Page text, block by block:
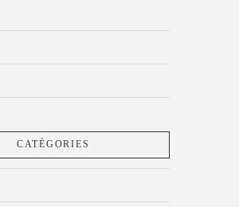
CATÉGORIES